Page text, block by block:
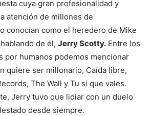
cuya gran profesionalidad y
atención de millones de
conocían como el heredero de Mike
de él, Jerry Scotty. Entre los
por humanos podemos mencionar
quiere ser millonario, Caída libre,
The Wall y Tu si que vales.
Jerry tuvo que lidiar con un duelo
desde siempre.